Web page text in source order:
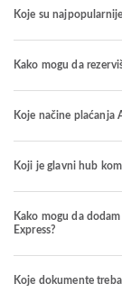
Koje su
Kako mogu da
Koje načine plaćanja
Koji je glavni hub
Kako mogu da
Express?
Koje dokumente